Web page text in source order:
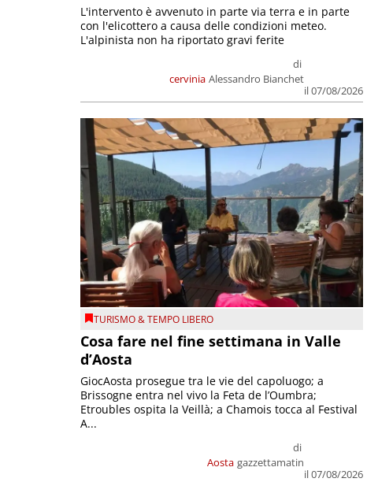
cervinia
di
Alessandro Bianchet
il 07/08/2026
L'intervento è avvenuto in parte via terra e in parte
con l'elicottero a causa delle condizioni meteo.
L'alpinista non ha riportato gravi ferite
TURISMO & TEMPO LIBERO
Cosa fare nel fine settimana in Valle
d’Aosta
Aosta
di
gazzettamatin
il 07/08/2026
GiocAosta prosegue tra le vie del capoluogo; a
Brissogne entra nel vivo la Feta de l’Oumbra;
Etroubles ospita la Veillà; a Chamois tocca al Festival
A...